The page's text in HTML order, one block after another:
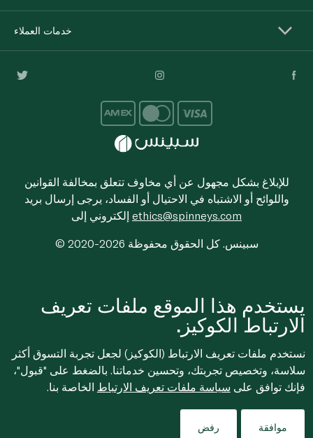
خدمات العملاء
للإبلاغ بشكل مجهول عن أي مخاوف تتعلق بمخالفة القوانين
واللوائح أو الاشتباه في الاحتيال أو الفساد، يرجى إرسال بريد
ethics@spinneys.com
© 2020-2026 سبينس. كل الحقوق محفوظة
يستخدم هذا الموقع ملفات تعريف
الارتباط الكوكيز.
نستخدم ملفات تعريف الارتباط (الكوكيز) لجعل تجربة التسوق أكثر
سلاسة، وتخصيص تجربتك، وتحسين خدماتنا. بالضغط على "قبول"،
فإنك توافق على سياسة ملفات تعريف الارتباط الخاصة بنا.
موافقة رفض